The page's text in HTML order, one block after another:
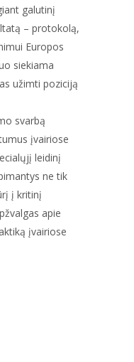
galutinį
– protokolą,
Europos
siekiama
užimti poziciją
svarbą
įvairiose
leidinį
ne tik
į kritinį
apie
įvairiose